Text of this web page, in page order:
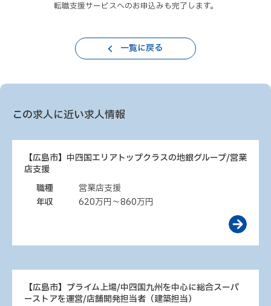
転職支援サービスへのお申込みも完了します。
一覧に戻る
この求人に近い求人情報
【広島市】中四国エリアトップクラスの地銀グループ/営業
店支援
職種
営業店支援
年収
620万円～860万円
【広島市】プライム上場/中四国九州を中心に総合スーパ
ーストアを運営/店舗開発担当者（建築担当）